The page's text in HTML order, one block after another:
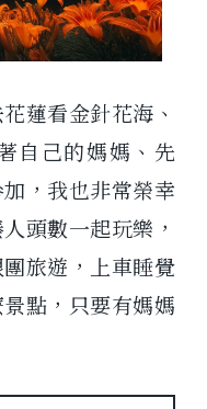
蓮看金針花海、
自己的媽媽、先
，我也非常榮幸
頭數一起玩樂，
旅遊，上車睡覺
點，只要有媽媽